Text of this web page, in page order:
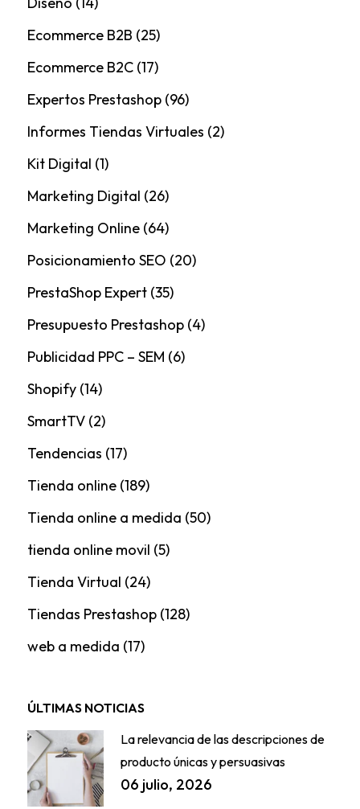
Ecommerce B2B (25)
Ecommerce B2C(17)
Expertos Prestashop(96)
Informes Tiendas Virtuales (2)
Kit Digital (1)
Marketing Digital (26)
Marketing Online(64)
Posicionamiento SEO (20)
PrestaShop Expert(35)
Presupuesto Prestashop(4)
Publicidad PPC – SEM (6)
Shopify(14)
SmartTV(2)
Tendencias (17)
Tienda online(189)
Tienda online a medida (50)
tienda online movil (5)
Tienda Virtual (24)
Tiendas Prestashop(128)
web a medida (17)
ÚLTIMAS NOTICIAS
La relevancia de las descripciones de
producto únicas y persuasivas
06 julio, 2026